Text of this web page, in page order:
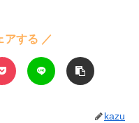
アする ／
kazu